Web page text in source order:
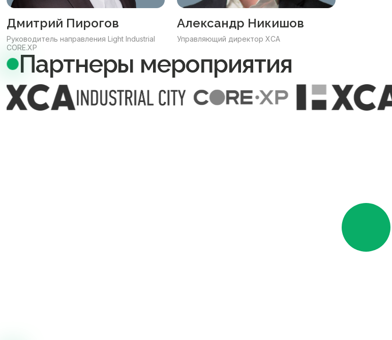
Дмитрий Пирогов
Руководитель направления Light Industrial
CORE.XP
Александр Никишов
Управляющий директор ХСА
Партнеры мероприятия